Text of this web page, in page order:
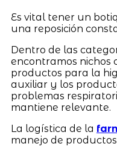
Es vital tener un
una reposición
Dentro de las
encontramos nichos
productos para la
auxiliar y los
problemas
mantiene relevante.
La logística de la
manejo de